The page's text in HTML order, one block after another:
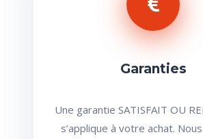
Garanties
Une garantie SATISFAIT OU
s’applique à votre achat.